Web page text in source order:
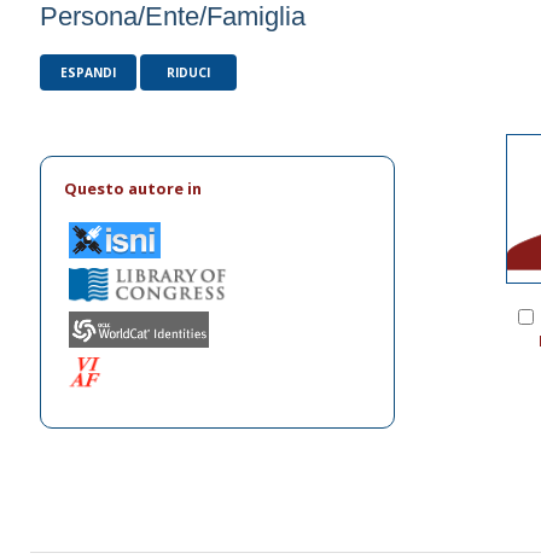
Persona/Ente/Famiglia
ESPANDI RIDUCI
Questo autore in